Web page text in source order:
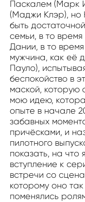
Паскалем (Марк
(Маджи Клэр), но
быть
семьи, в то
Дании, в то
мужчина, как её
Пауло),
беспокойство в
маской, которую
мою идею,
опыте в начале
забавных
причёсками, и
пилотного
показать, на что
вступление к
встречи со
которому оно
поменялись